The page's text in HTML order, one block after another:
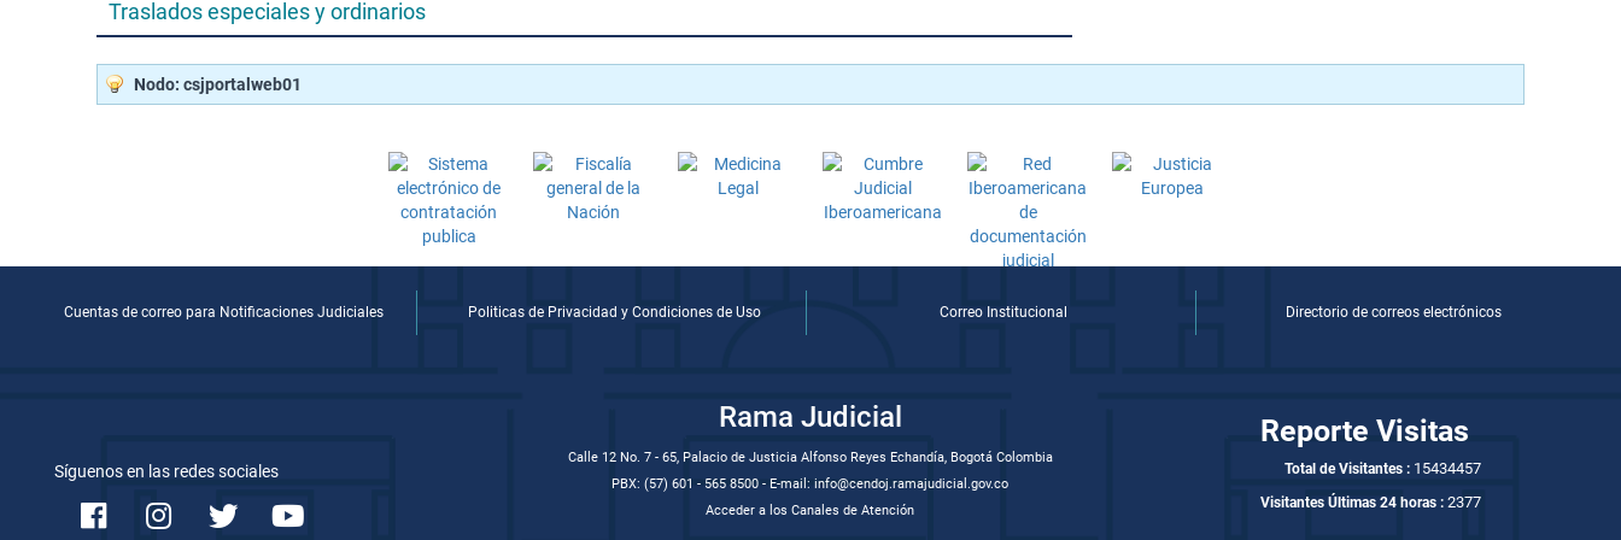
Traslados especiales y ordinarios
Nodo: csjportalweb01
Cuentas de correo para Notificaciones Judiciales Politicas de Privacidad y Condiciones de Uso Correo Institucional Directorio de correos electrónicos
Síguenos en las redes sociales
Rama Judicial
Calle 12 No. 7 - 65, Palacio de Justicia Alfonso Reyes Echandía, Bogotá Colombia
PBX: (57) 601 - 565 8500 - E-mail: info@cendoj.ramajudicial.gov.co
Acceder a los Canales de Atención
Reporte Visitas
Total de Visitantes : 15434457
Visitantes Últimas 24 horas : 2377